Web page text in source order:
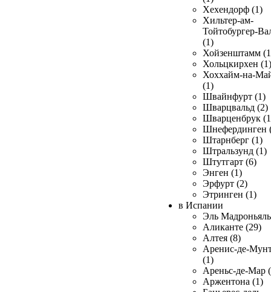
Хехендорф (1)
Хильтер-ам-
Тойтобургер-
(1)
Хойзенштамм
Хольцкирхен (1)
Хоххайм-на-
(1)
Швайнфурт (1)
Шварцвальд (2)
Шварценбрук
Шнефердинген
Штарнберг (1)
Штральзунд (1)
Штутгарт (6)
Энген (1)
Эрфурт (2)
Этринген (1)
в Испании
Эль
Аликанте (29)
Алтея (8)
Аренис-де-
(1)
Ареньс-де-Мар
Аржентона (1)